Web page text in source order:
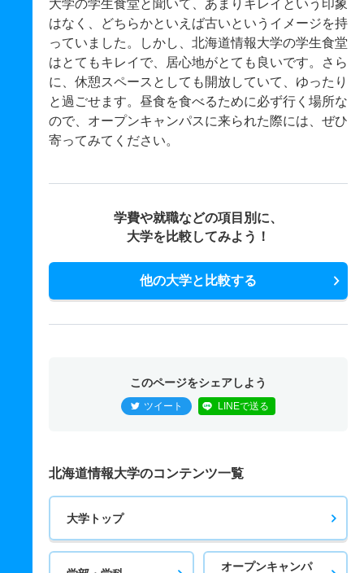
大学の学生食堂と聞いて、あまりキレイという印象
はなく、どちらかといえば古いというイメージを持
っていました。しかし、北海道情報大学の学生食堂
はとてもキレイで、居心地がとても良いです。さら
に、休憩スペースとしても開放していて、ゆったり
と過ごせます。昼食を食べるために必ず行く場所な
ので、オープンキャンパスに来られた際には、ぜひ
寄ってみてください。
学費や就職などの項目別に、
大学を比較してみよう！
他の大学と比較する
このページをシェアしよう
ツイート LINEで送る
北海道情報大学のコンテンツ一覧
大学トップ
オープンキャンパ